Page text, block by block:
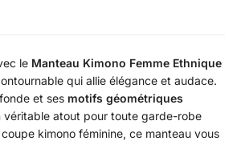
le Manteau Kimono Femme Ethnique
qui allie élégance et audace.
et ses motifs géométriques
véritable atout pour toute garde-robe
kimono féminine, ce manteau vous